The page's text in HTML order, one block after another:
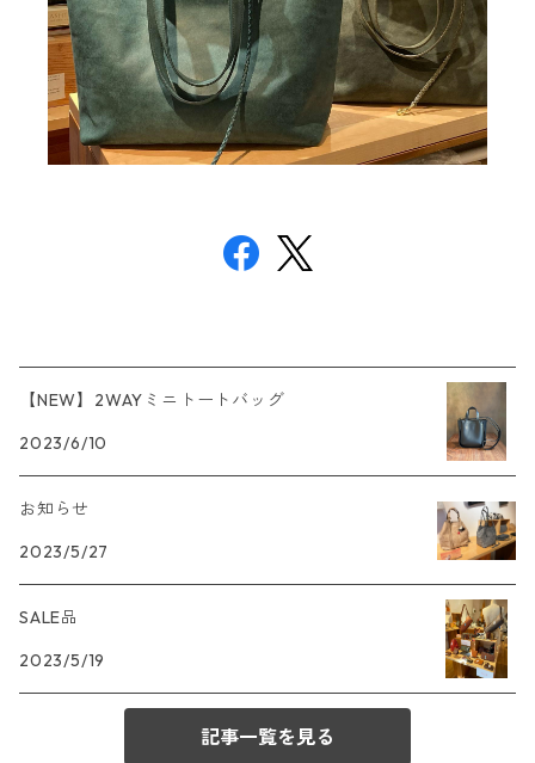
【NEW】2WAYミニトートバッグ
2023/6/10
お知らせ
2023/5/27
SALE品
2023/5/19
記事一覧を見る